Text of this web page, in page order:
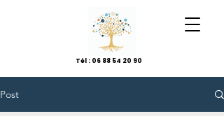
Tél : 06 88 54 20 90
Post